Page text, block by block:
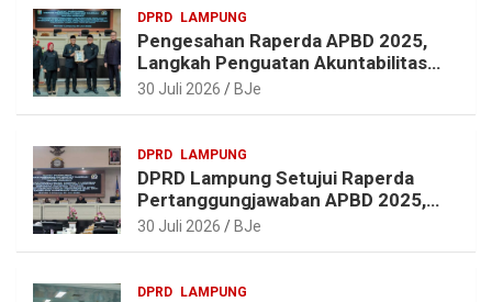
DPRD LAMPUNG
Pengesahan Raperda APBD 2025,
Langkah Penguatan Akuntabilitas
dan Pembangunan Lampung
30 Juli 2026 BJe
DPRD LAMPUNG
DPRD Lampung Setujui Raperda
Pertanggungjawaban APBD 2025,
Beri Sejumlah Rekomendasi
30 Juli 2026 BJe
DPRD LAMPUNG